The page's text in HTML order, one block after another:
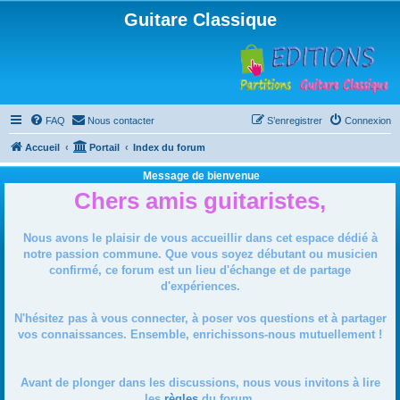
Guitare Classique
FAQ Nous contacter Connexion
S’enregistrer
Accueil Portail Index du forum
Message de bienvenue
Chers amis guitaristes,
Nous avons le plaisir de vous accueillir dans cet espace dédié à
notre passion commune. Que vous soyez débutant ou musicien
confirmé, ce forum est un lieu d'échange et de partage
d'expériences.
N'hésitez pas à vous connecter, à poser vos questions et à partager
vos connaissances. Ensemble, enrichissons-nous mutuellement !
Avant de plonger dans les discussions, nous vous invitons à lire